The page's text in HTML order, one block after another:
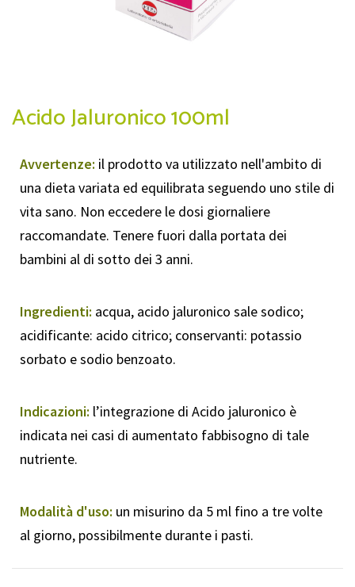
Acido Jaluronico 100ml
Avvertenze: il prodotto va utilizzato nell'ambito di
una dieta variata ed equilibrata seguendo uno stile di
vita sano. Non eccedere le dosi giornaliere
raccomandate. Tenere fuori dalla portata dei
bambini al di sotto dei 3 anni.
Ingredienti: acqua, acido jaluronico sale sodico;
acidificante: acido citrico; conservanti: potassio
sorbato e sodio benzoato.
Indicazioni: l’integrazione di Acido jaluronico è
indicata nei casi di aumentato fabbisogno di tale
nutriente.
Modalità d'uso: un misurino da 5 ml fino a tre volte
al giorno, possibilmente durante i pasti.